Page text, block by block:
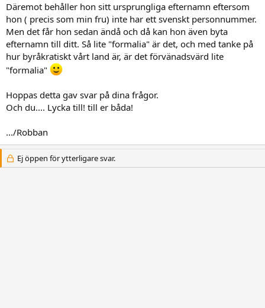
Däremot behåller hon sitt ursprungliga efternamn eftersom
hon ( precis som min fru) inte har ett svenskt personnummer.
Men det får hon sedan ändå och då kan hon även byta
efternamn till ditt. Så lite "formalia" är det, och med tanke på
hur byråkratiskt vårt land är, är det förvänadsvärd lite
"formalia"
Hoppas detta gav svar på dina frågor.
Och du.... Lycka till! till er båda!
.../Robban
Ej öppen för ytterligare svar.